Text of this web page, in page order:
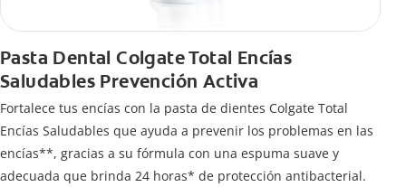
Pasta Dental Colgate Total Encías
Saludables Prevención Activa
Fortalece tus encías con la pasta de dientes Colgate Total
Encías Saludables que ayuda a prevenir los problemas en las
encías**, gracias a su fórmula con una espuma suave y
adecuada que brinda 24 horas* de protección antibacterial.